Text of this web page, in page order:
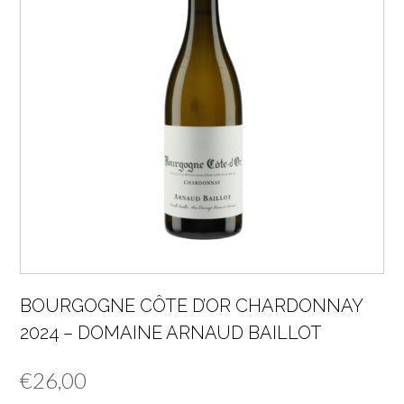
BOURGOGNE CÔTE D’OR CHARDONNAY
2024 – DOMAINE ARNAUD BAILLOT
€26,00